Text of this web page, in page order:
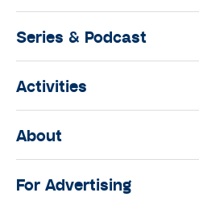
Series & Podcast
Activities
About
For Advertising